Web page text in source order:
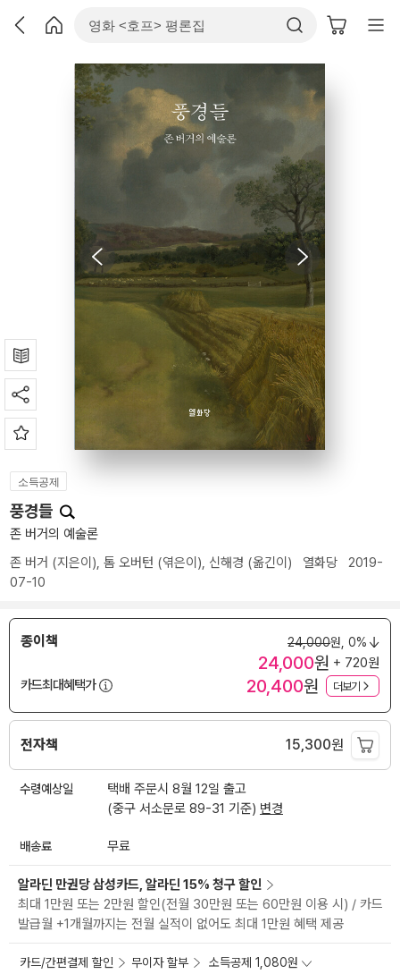
소득공제
풍경들
존 버거의 예술론
존 버거 (지은이), 톰 오버턴 (엮은이), 신해경 (옮긴이) 열화당 2019-
07-10
종이책 24,000원, 0%
24,000원 + 720원
카드최대혜택가
20,400원 더보기
전자책 15,300원
수령예상일
택배 주문시 8월 12일 출고
(중구 서소문로 89-31 기준) 변경
배송료 무료
알라딘 만권당 삼성카드, 알라딘 15% 청구 할인
최대 1만원 또는 2만원 할인(전월 30만원 또는 60만원 이용 시) / 카드
발급월 +1개월까지는 전월 실적이 없어도 최대 1만원 혜택 제공
카드/간편결제 할인 무이자 할부 소득공제 1,080원